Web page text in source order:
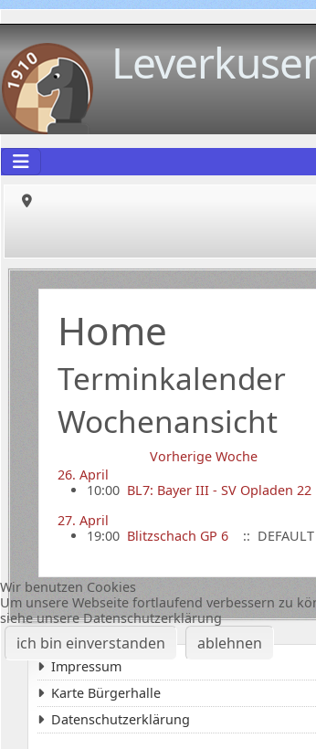
Home
Terminkalender
Wochenansicht
Vorherige Woche
26. April
10:00 BL7: Bayer III - SV Opladen 22
27. April
19:00 Blitzschach GP 6 :: DEFAULT
Impressum
Karte Bürgerhalle
Datenschutzerklärung
Wir benutzen Cookies
Um unsere Webseite fortlaufend verbessern zu
siehe unsere Datenschutzerklärung
ich bin einverstanden ablehnen